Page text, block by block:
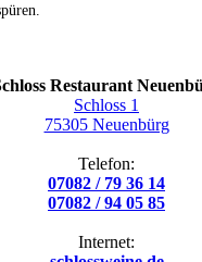
Restaurant
Schloss 1
75305 Neuenbürg
Telefon:
07082 / 79 36 14
07082 / 94 05 85
Internet: